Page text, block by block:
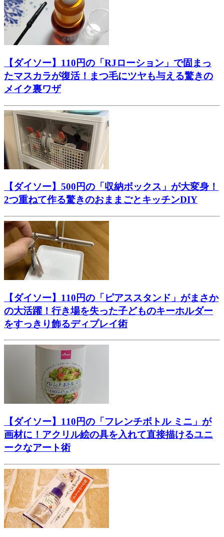
【ダイソー】110円の「RJローション」で固まっ
たマスカラが復活！まつ毛にツヤも与える驚きの
メイク裏ワザ
【ダイソー】500円の「収納ボックス」が大変身！
2つ重ねて作る驚きのおままごとキッチンDIY
【ダイソー】110円の「ピアススタンド」がまさか
の大活躍！行き場を失った子どものキーホルダー
をすっきり飾るディプレイ術
【ダイソー】110円の「フレンチボトル ミニ」が
画材に！アクリル絵の具を入れて直接描けるユニ
ークなアート術